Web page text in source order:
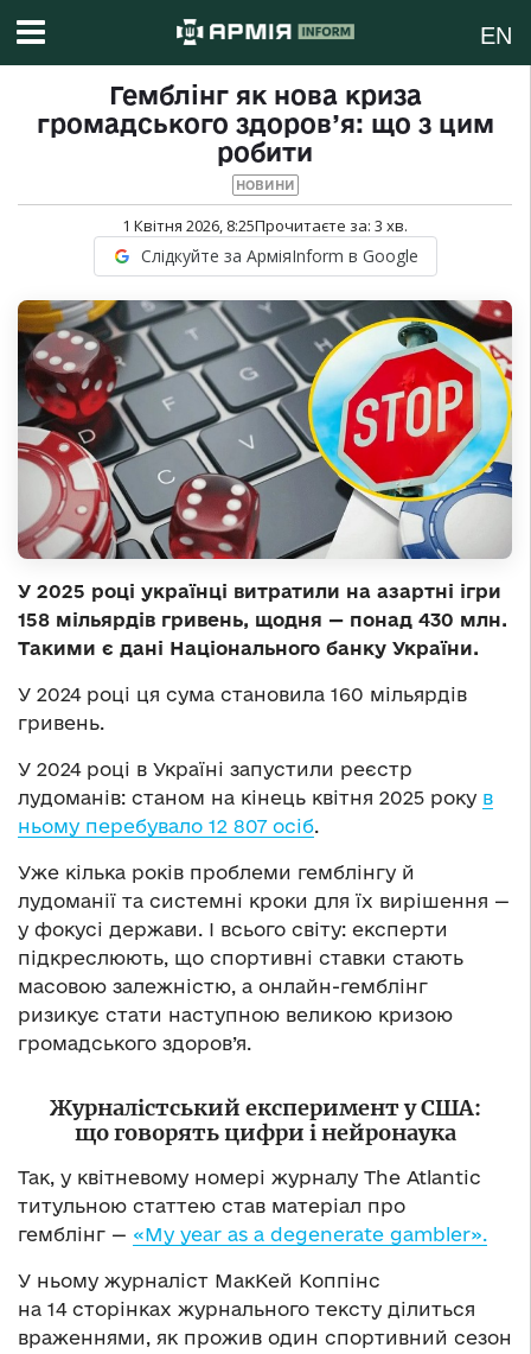
EN
Гемблінг як нова криза
громадського здоров’я: що з цим
робити
НОВИНИ
1 Квітня 2026, 8:25Прочитаєте за: 3 хв.
Слідкуйте за АрміяInform в Google
У 2025 році українці витратили на азартні ігри
158 мільярдів гривень, щодня — понад 430 млн.
Такими є дані Національного банку України.
У 2024 році ця сума становила 160 мільярдів
гривень.
У 2024 році в Україні запустили реєстр
лудоманів: станом на кінець квітня 2025 року в
ньому перебувало 12 807 осіб.
Уже кілька років проблеми гемблінгу й
лудоманії та системні кроки для їх вирішення —
у фокусі держави. І всього світу: експерти
підкреслюють, що спортивні ставки стають
масовою залежністю, а онлайн-гемблінг
ризикує стати наступною великою кризою
громадського здоров’я.
Журналістський експеримент у США:
що говорять цифри і нейронаука
Так, у квітневому номері журналу The Atlantic
титульною статтею став матеріал про
гемблінг — «My year as a degenerate gambler».
У ньому журналіст МакКей Коппінс
на 14 сторінках журнального тексту ділиться
враженнями, як прожив один спортивний сезон